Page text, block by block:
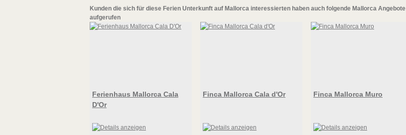
Kunden die sich für diese Ferien Unterkunft auf Mallorca interessierten haben auch folgende Mallorca Angebote
aufgerufen
Ferienhaus Mallorca Cala
D'Or
Finca Mallorca Cala d'Or Finca Mallorca Muro